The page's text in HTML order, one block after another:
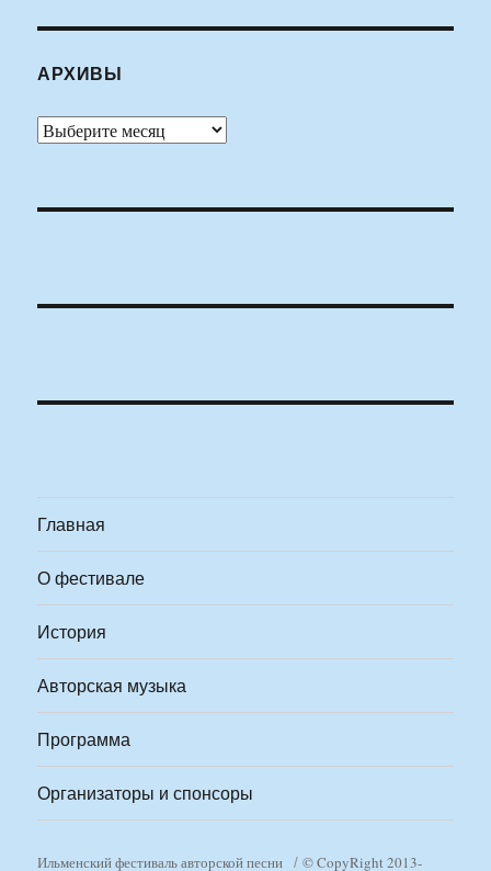
АРХИВЫ
Архивы
Главная
О фестивале
История
Авторская музыка
Программа
Организаторы и спонсоры
Ильменский фестиваль авторской песни © CopyRight 2013-